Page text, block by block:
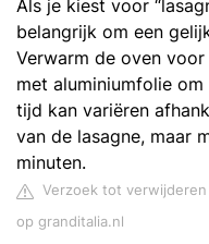
Als je kiest voor
belangrijk om een
Verwarm de oven
met aluminiumfolie
tijd kan variëren
van de lasagne, maar
minuten.
Verzoek tot verwijderen
op granditalia.nl